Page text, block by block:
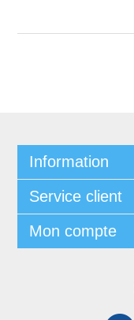
Information
Service client
Mon compte